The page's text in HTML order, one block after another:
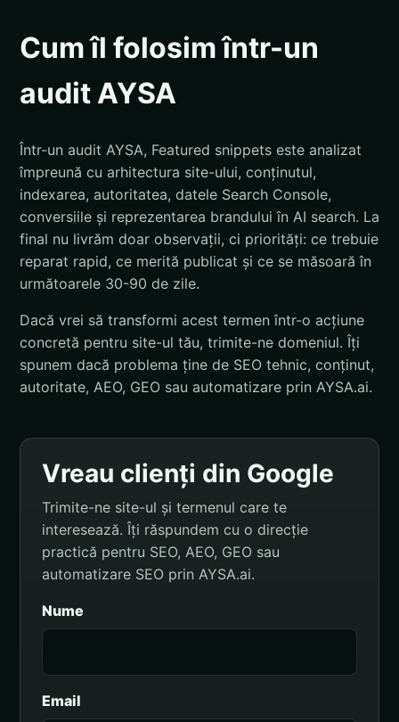
Cum îl folosim într-un
audit AYSA
Într-un audit AYSA, Featured snippets este analizat
împreună cu arhitectura site-ului, conținutul,
indexarea, autoritatea, datele Search Console,
conversiile și reprezentarea brandului în AI search. La
final nu livrăm doar observații, ci priorități: ce trebuie
reparat rapid, ce merită publicat și ce se măsoară în
următoarele 30-90 de zile.
Dacă vrei să transformi acest termen într-o acțiune
concretă pentru site-ul tău, trimite-ne domeniul. Îți
spunem dacă problema ține de SEO tehnic, conținut,
autoritate, AEO, GEO sau automatizare prin AYSA.ai.
Vreau clienți din Google
Trimite-ne site-ul și termenul care te
interesează. Îți răspundem cu o direcție
practică pentru SEO, AEO, GEO sau
automatizare SEO prin AYSA.ai.
Nume
Email